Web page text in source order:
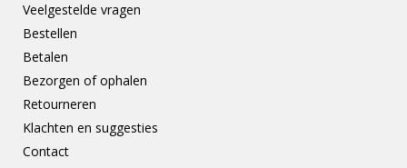
Veelgestelde vragen
Bestellen
Betalen
Bezorgen of ophalen
Retourneren
Klachten en suggesties
Contact